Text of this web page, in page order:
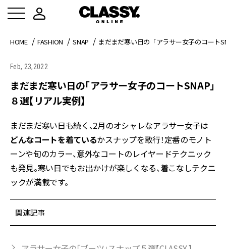
HOME FASHION SNAP まだまだ寒い日の「アラサー女子のコート
Feb, 23,2022
まだまだ寒い日の「アラサー女子のコートSNAP」
８選【リアル実例】
まだまだ寒い日も続く、2月のオシャレなアラサー女子は
どんなコートを着ているかスナップを敢行！定番のモノト
ーンや旬のカラー、意外なコートのレイヤードテクニック
も発見。寒い日でもお出かけが楽しくなる、着こなしテクニ
ックが満載です。
関連記事